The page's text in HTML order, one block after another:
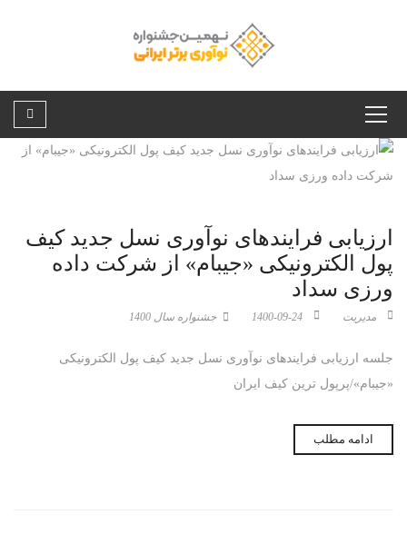
ارزیابی فرایندهای نوآوری نسل جدید کیف
پول الکترونیکی «جیبام» از شرکت داده
ورزی سداد
مدیریت جشنواره سال 1400
جلسه ارزیابی فرایندهای نوآوری نسل جدید کیف پول الکترونیکی
«جیبام»/پرپول ترین کیف ایران
ادامه مطلب